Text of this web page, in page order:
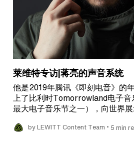
莱维特专访|蒋亮的声音系统
他是2019年腾讯《即刻电音》的
上了比利时Tomorrowland电子音
最大电子音乐节之一），向世界展
by LEWITT Content Team • 5 min